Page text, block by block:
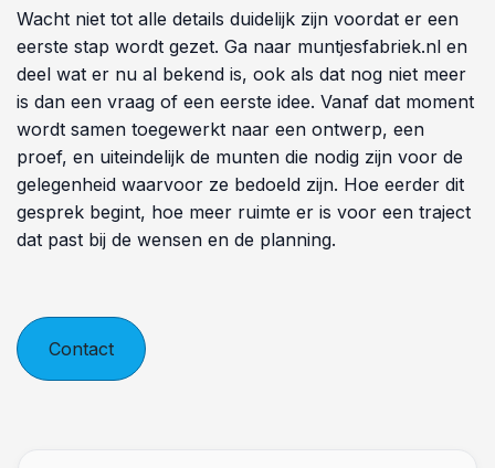
Na het eerste contact volgt een traject dat bestaat uit
verschillende stappen: het bepalen van richting, het
uitwerken van een ontwerp, een digitale proef ter
controle, en na akkoord de productie in eigen beheer.
Elke stap bouwt voort op de vorige, en op elk moment
is duidelijk wat de volgende stap is en wat daarvoor
nodig is.
Dit traject is niet star: er is ruimte voor vragen, voor
bijsturen, en voor het aangeven van wijzigingen
kan worden.
Neem vandaag nog contact op